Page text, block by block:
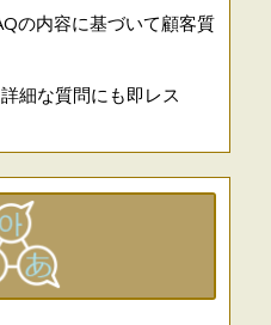
の内容に基づいて顧客質
細な質問にも即レス